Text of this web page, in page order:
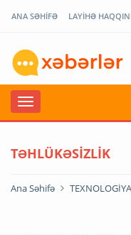
ANA SƏHİFƏ LAYİHƏ
TƏHLÜKƏSİZLİK
Ana Səhifə TEXNOLOGİYA